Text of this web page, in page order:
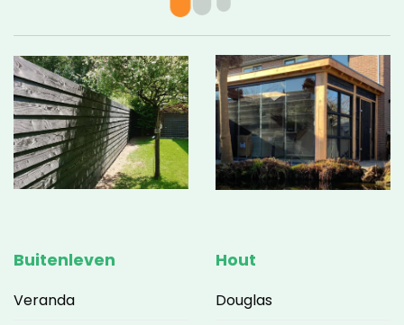
Buitenleven
Veranda
Hout
Douglas